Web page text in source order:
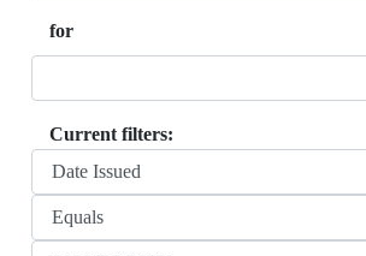
for
Current filters: